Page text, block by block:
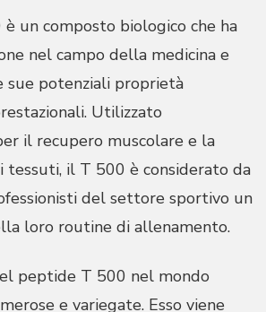
un composto biologico che ha
nel campo della medicina e
sue potenziali proprietà
Utilizzato
il recupero muscolare e la
tessuti, il T 500 è considerato da
del settore sportivo un
loro routine di allenamento.
peptide T 500 nel mondo
e variegate. Esso viene